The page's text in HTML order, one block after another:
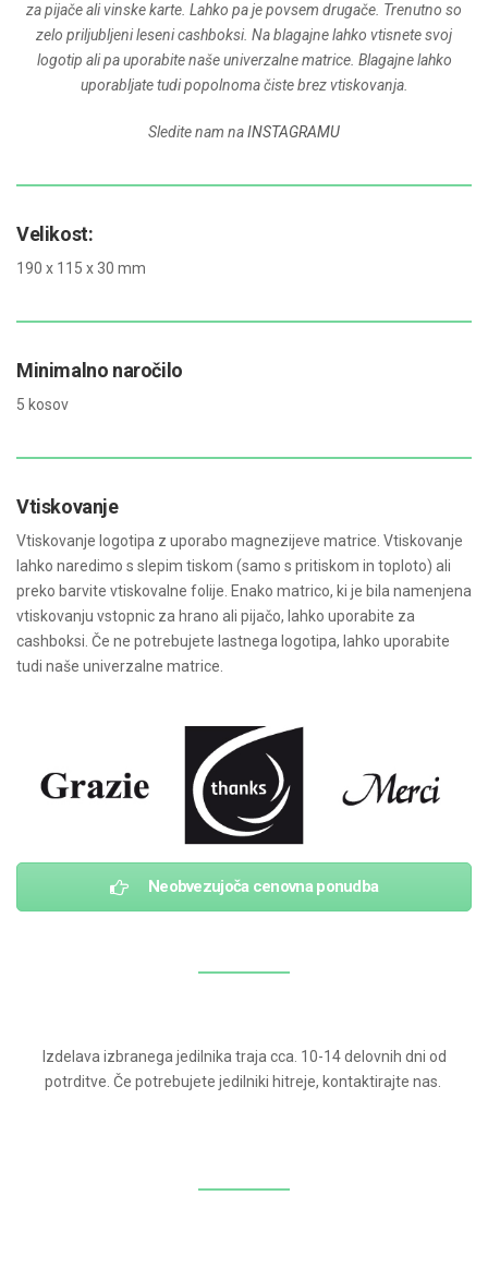
za pijače ali vinske karte. Lahko pa je povsem drugače. Trenutno so
zelo priljubljeni leseni cashboksi. Na blagajne lahko vtisnete svoj
logotip ali pa uporabite naše univerzalne matrice. Blagajne lahko
uporabljate tudi popolnoma čiste brez vtiskovanja.
Sledite nam naINSTAGRAMU
Velikost:
190 x 115 x 30 mm
Minimalno naročilo
5 kosov
Vtiskovanje
Vtiskovanje logotipa z uporabo magnezijeve matrice. Vtiskovanje
lahko naredimo s slepim tiskom (samo s pritiskom in toploto) ali
preko barvite vtiskovalne folije. Enako matrico, ki je bila namenjena
vtiskovanju vstopnic za hrano ali pijačo, lahko uporabite za
cashboksi. Če ne potrebujete lastnega logotipa, lahko uporabite
tudi naše univerzalne matrice.
Neobvezujoča cenovna ponudba
Izdelava izbranega jedilnika traja cca. 10-14 delovnih dni od
potrditve. Če potrebujete jedilniki hitreje, kontaktirajte nas.